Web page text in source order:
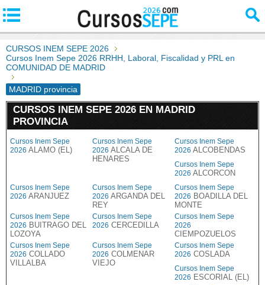
CURSOS INEM SEPE 2026
Cursos Inem Sepe 2026 RRHH, Laboral, Fiscalidad y PRL en
COMUNIDAD DE MADRID
MADRID provincia
CURSOS INEM SEPE 2026 EN MADRID
PROVINCIA
Cursos Inem Sepe
2026 ALAMO (EL)
Cursos Inem Sepe
2026 ALCALA DE
HENARES
Cursos Inem Sepe
2026 ALCOBENDAS
Cursos Inem Sepe
2026 ALCORCON
Cursos Inem Sepe
2026 ARANJUEZ
Cursos Inem Sepe
2026 ARGANDA DEL
REY
Cursos Inem Sepe
2026 BOADILLA DEL
MONTE
Cursos Inem Sepe
2026 BUITRAGO DEL
LOZOYA
Cursos Inem Sepe
2026 CERCEDILLA
Cursos Inem Sepe
2026
CIEMPOZUELOS
Cursos Inem Sepe
2026 COLLADO
VILLALBA
Cursos Inem Sepe
2026 COLMENAR
VIEJO
Cursos Inem Sepe
2026 COSLADA
Cursos Inem Sepe
2026 ESCORIAL (EL)